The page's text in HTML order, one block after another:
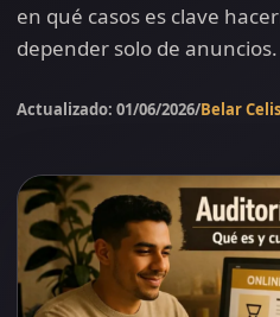
en qué casos es clave
depender solo de anuncios.
Actualizado: 01/06/2026/Belar Celis